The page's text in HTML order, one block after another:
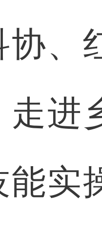
协、
走进
能实